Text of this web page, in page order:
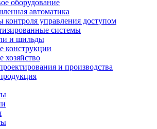
оборудование
автоматика
контроля управления доступом
системы
и шильды
конструкции
хозяйство
и производства